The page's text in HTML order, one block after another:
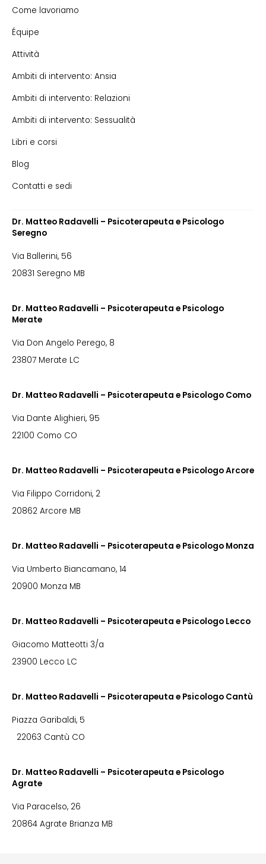
Come lavoriamo
Équipe
Attività
Ambiti di intervento: Ansia
Ambiti di intervento: Relazioni
Ambiti di intervento: Sessualità
Libri e corsi
Blog
Contatti e sedi
Dr. Matteo Radavelli – Psicoterapeuta e Psicologo
Seregno
Via Ballerini, 56
20831 Seregno MB
Dr. Matteo Radavelli – Psicoterapeuta e Psicologo
Merate
Via Don Angelo Perego, 8
23807 Merate LC
Dr. Matteo Radavelli – Psicoterapeuta e Psicologo Como
Via Dante Alighieri, 95
22100 Como CO
Dr. Matteo Radavelli – Psicoterapeuta e Psicologo Arcore
Via Filippo Corridoni, 2
20862 Arcore MB
Dr. Matteo Radavelli – Psicoterapeuta e Psicologo Monza
Via Umberto Biancamano, 14
20900 Monza MB
Dr. Matteo Radavelli – Psicoterapeuta e Psicologo Lecco
Giacomo Matteotti 3/a
23900 Lecco LC
Dr. Matteo Radavelli – Psicoterapeuta e Psicologo Cantù
Piazza Garibaldi, 5
22063 Cantù CO
Dr. Matteo Radavelli – Psicoterapeuta e Psicologo
Agrate
Via Paracelso, 26
20864 Agrate Brianza MB